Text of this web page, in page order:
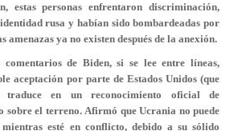
estas personas enfrentaron discriminación,
rusa y habían sido bombardeadas por
amenazas ya no existen después de la anexión.
de Biden, si se lee entre líneas,
aceptación por parte de Estados Unidos (que
traduce en un reconocimiento oficial de
sobre el terreno. Afirmó que Ucrania no puede
esté en conflicto, debido a su sólido